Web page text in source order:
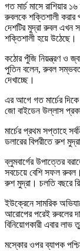
গত মার্চ মাসে রাশিয়ার
রুবলকে শক্তিশালী
দেশটির মুদ্রা রুবল এখন
শক্তিশালী হয়ে উঠেছে।
কঠোর পুঁজি নিয়ন্ত্রণ ও
পুতিন বলেন, রুবল
দেখাচ্ছে।
এর আগে গত মার্চের দিকে
জো বাইডেন উল্লাস
মার্চের প্রথম সপ্তাহে
ডলারের বিপরীতে রুশ
ব্লুমবার্গের উপাত্তের
সবচেয়ে বেশি সফল রুবল।
রুশ মুদ্রা। চলতি বছরে
ইউক্রেনে সামরিক
আরোপের পরেই রুবলের
বিনিয়োগকারী এবার লাভ
মস্কোর ওপর ব্যাপক